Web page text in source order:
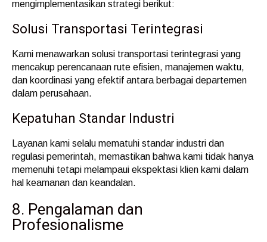
mengimplementasikan strategi berikut:
Solusi Transportasi Terintegrasi
Kami menawarkan solusi transportasi terintegrasi yang
mencakup perencanaan rute efisien, manajemen waktu,
dan koordinasi yang efektif antara berbagai departemen
dalam perusahaan.
Kepatuhan Standar Industri
Layanan kami selalu mematuhi standar industri dan
regulasi pemerintah, memastikan bahwa kami tidak hanya
memenuhi tetapi melampaui ekspektasi klien kami dalam
hal keamanan dan keandalan.
8. Pengalaman dan
Profesionalisme